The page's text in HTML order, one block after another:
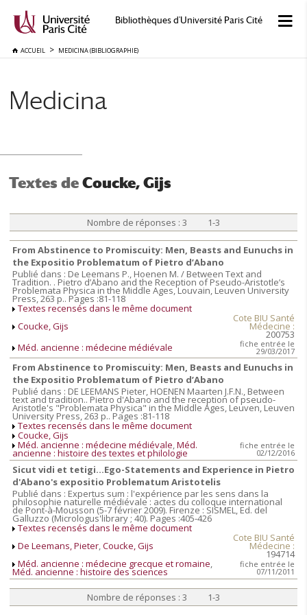
Bibliothèques d'Université Paris Cité
ACCUEIL MEDICINA (BIBLIOGRAPHIE)
Medicina
Textes deCoucke, Gijs
Nombre de réponses : 3 1-3
From Abstinence to Promiscuity: Men, Beasts and Eunuchs in
the Expositio Problematum of Pietro d’Abano
Publié dans : De Leemans P., Hoenen M. / Between Text and
Tradition. . Pietro d’Abano and the Reception of Pseudo-Aristotle’s
Problemata Physica in the Middle Ages, Louvain, Leuven University
Press, 263 p.. Pages :81-118
Textes recensés dans le même document
Coucke, Gijs
Cote BIU Santé
Médecine :
200753
Méd. ancienne : médecine médiévale
fiche entrée le
29/03/2017
From Abstinence to Promiscuity: Men, Beasts and Eunuchs in
the Expositio Problematum of Pietro d’Abano
Publié dans : DE LEEMANS Pieter, HOENEN Maarten J.F.N., Between
text and tradition.. Pietro d'Abano and the reception of pseudo-
Aristotle's "Problemata Physica" in the Middle Ages, Leuven, Leuven
University Press, 263 p.. Pages :81-118
Textes recensés dans le même document
Coucke, Gijs
Méd. ancienne : médecine médiévale,Méd.
ancienne : histoire des textes et philologie
fiche entrée le
02/12/2016
Sicut vidi et tetigi...Ego-Statements and Experience in Pietro
d'Abano's expositio Problematum Aristotelis
Publié dans : Expertus sum : l'expérience par les sens dans la
philosophie naturelle médiévale : actes du colloque international
de Pont-à-Mousson (5-7 février 2009). Firenze : SISMEL, Ed. del
Galluzzo (Micrologus'library ; 40). Pages :405-426
Textes recensés dans le même document
De Leemans, Pieter,Coucke, Gijs
Cote BIU Santé
Médecine :
194714
Méd. ancienne : médecine grecque et romaine,
Méd. ancienne : histoire des sciences
fiche entrée le
07/11/2011
Nombre de réponses : 3 1-3